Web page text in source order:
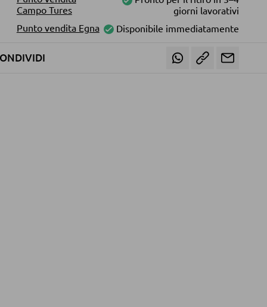
Campo Tures
giorni lavorativi
Punto vendita Egna
Disponibile immediatamente